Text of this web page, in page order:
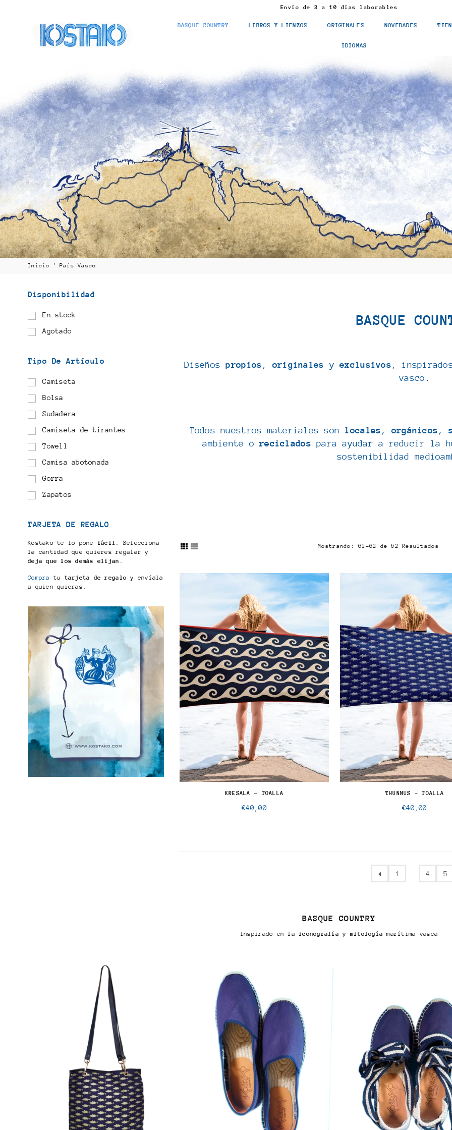
Envío de 3 a 10 días laborables
BASQUE COUNTRY LIBROS Y LIENZOS ORIGINALES NOVEDADES
IDIOMAS
Inicio ' País Vasco
BASQUE
Diseñospropios ,originales yexclusivos ,
vasco.
Todos nuestros materiales son locales ,orgánicos ,
ambiente oreciclados para ayudar a reducir la
sostenibilidad
Mostrando: 61-62 de 62 Resultados
KRESALA - TOALLA
Precio
€40,00
THUNNUS - TOALLA
Precio
€40,00
1 4 5
Disponibilidad
En stock
Agotado
Tipo De Artículo
Camiseta
Bolsa
Sudadera
Camiseta de tirantes
Towell
Camisa abotonada
Gorra
Zapatos
TARJETA DE REGALO
Kostako te lo pone fácil . Selecciona
la cantidad que quieres regalar y
deja que los demás elijan .
Compra tu tarjeta de regalo y envíala
a quien quieras.
BASQUE COUNTRY
Inspirado en la iconografía y mitología marítima vasca